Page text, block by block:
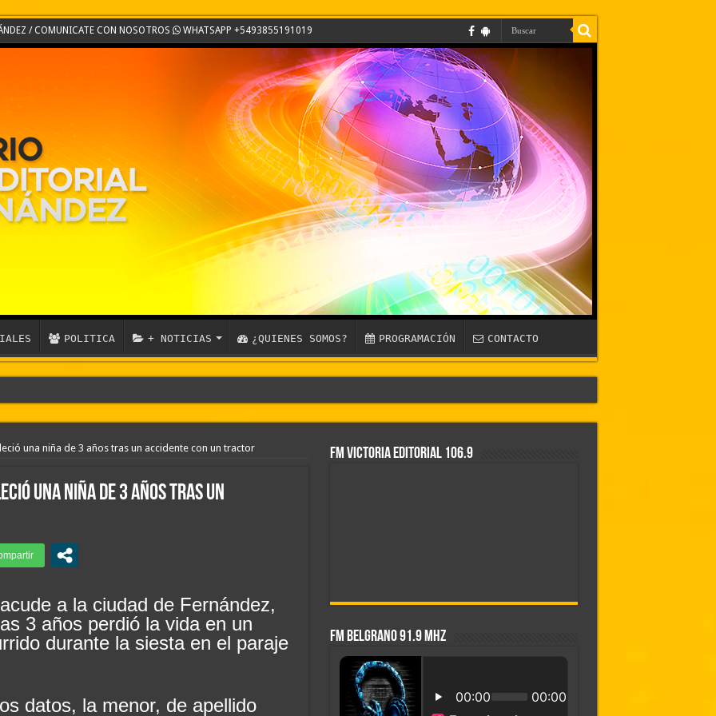
/ COMUNICATE CON NOSOTROS WHATSAPP +5493855191019
POLITICA + NOTICIAS ¿QUIENES SOMOS? PROGRAMACIÓN CONTACTO
DE AGOSTO
JUEVES 6 DE AGOSTO
DIA 6 DE AGOSTO
final
5 DE AGOSTO
centros de datos en Texas debido a preocupaciones sobre el consumo eléctrico y de agua
conflicto y ratificó el apoyo de Milei a Bolsonaro: «La región está cambiando y esperamos que así también sea en Brasil»
a la intromisión política de Lula en la región
una niña de 3 años tras un accidente con un tractor
una niña de 3 años tras un
a la ciudad de Fernández,
3 años perdió la vida en un
durante la siesta en el paraje
datos, la menor, de apellido
FM VICTORIA EDITORIAL 106.9
FM BELGRANO 91.9 MHZ